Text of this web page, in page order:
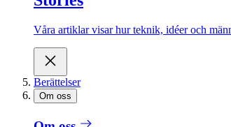
Våra artiklar visar hur teknik, idéer och
Berättelser
Om oss